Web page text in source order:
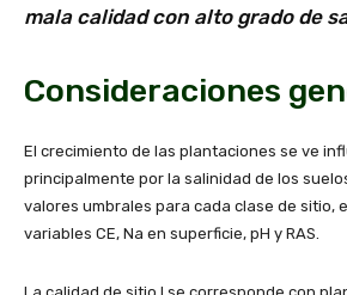
mala calidad con alto grado de
Consideraciones
El crecimiento de las plantaciones se ve
principalmente por la salinidad de los
valores umbrales para cada clase de sitio,
variables CE, Na en superficie, pH y RAS.